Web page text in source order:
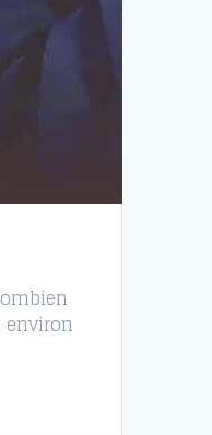
environ